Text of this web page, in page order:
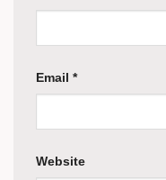
Email *
Website